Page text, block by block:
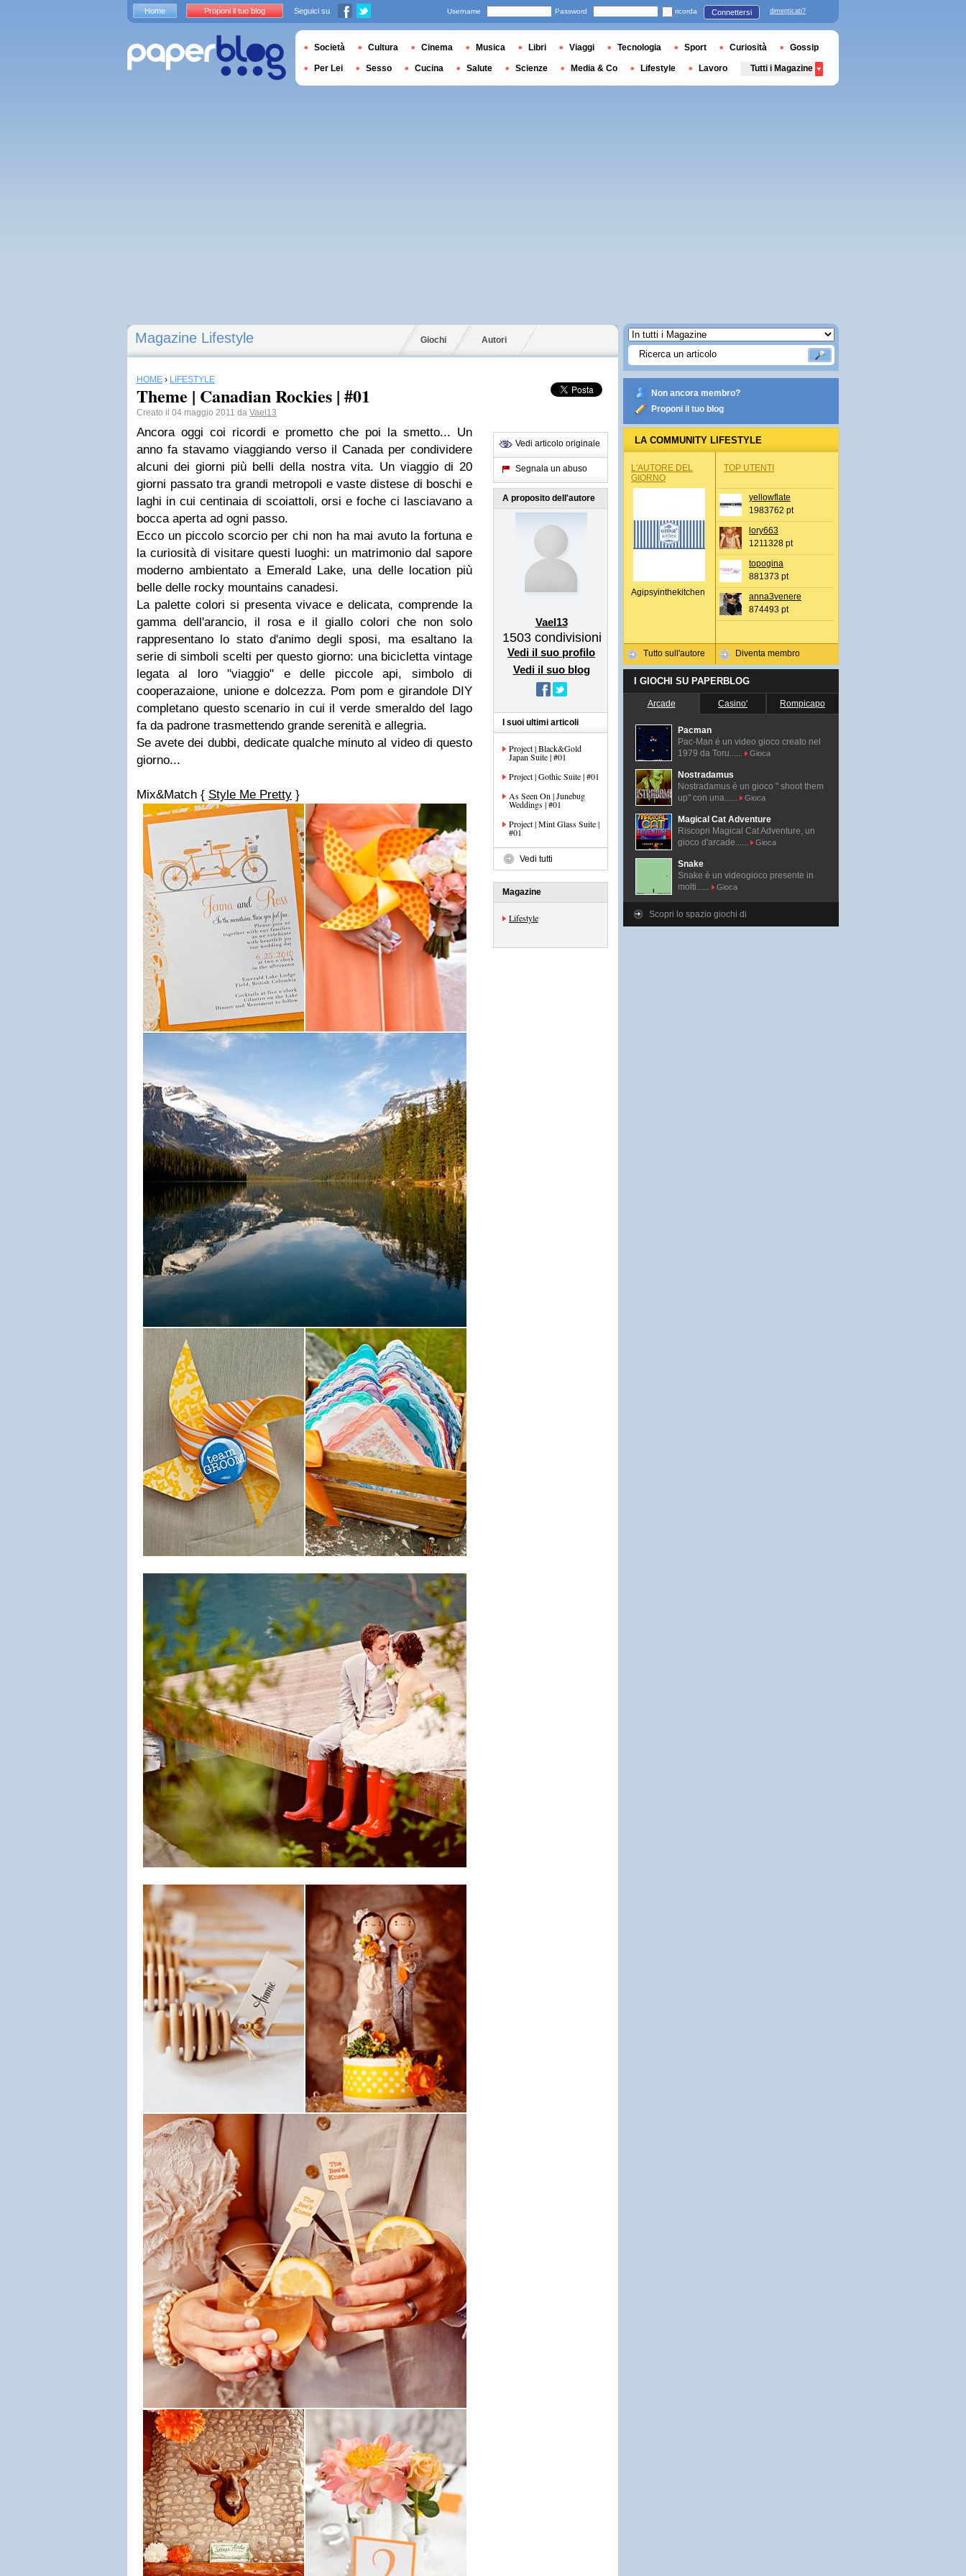
Magazine Lifestyle Giochi Autori
HOME › LIFESTYLE
Theme | Canadian Rockies | #01
Creato il 04 maggio 2011 da Vael13
Ancora oggi coi ricordi e prometto che poi la smetto... Un
anno fa stavamo viaggiando verso il Canada per condividere
alcuni dei giorni più belli della nostra vita. Un viaggio di 20
giorni passato tra grandi metropoli e vaste distese di boschi e
laghi in cui centinaia di scoiattoli, orsi e foche ci lasciavano a
bocca aperta ad ogni passo.
Ecco un piccolo scorcio per chi non ha mai avuto la fortuna e
la curiosità di visitare questi luoghi: un matrimonio dal sapore
moderno ambientato a Emerald Lake, una delle location più
belle delle rocky mountains canadesi.
La palette colori si presenta vivace e delicata, comprende la
gamma dell'arancio, il rosa e il giallo colori che non solo
rappresentano lo stato d'animo degli sposi, ma esaltano la
serie di simboli scelti per questo giorno: una bicicletta vintage
legata al loro "viaggio" e delle piccole api, simbolo di
cooperazaione, unione e dolcezza. Pom pom e girandole DIY
completano questo scenario in cui il verde smeraldo del lago
fa da padrone trasmettendo grande serenità e allegria.
Se avete dei dubbi, dedicate qualche minuto al video di questo
giorno...
Mix&Match { Style Me Pretty }
Vedi articolo originale
Segnala un abuso
A proposito dell'autore
Vael13
1503 condivisioni
Vedi il suo profilo
Vedi il suo blog
I suoi ultimi articoli
Project | Black&Gold
Japan Suite | #01
Project | Gothic Suite | #01
As Seen On | Junebug
Weddings | #01
Project | Mint Glass Suite |
#01
Vedi tutti
Magazine
Lifestyle
Non ancora membro?
Proponi il tuo blog
LA COMMUNITY LIFESTYLE
L'AUTORE DEL
GIORNO
Agipsyinthekitchen
Tutto sull'autore
TOP UTENTI
yellowflate
1983762 pt
lory663
1211328 pt
topogina
881373 pt
anna3venere
874493 pt
Diventa membro
I GIOCHI SU PAPERBLOG
Arcade Casino' Rompicapo
Pacman
Pac-Man é un video gioco creato nel
1979 da Toru......
Gioca
Nostradamus
Nostradamus è un gioco " shoot them
up" con una......
Gioca
Magical Cat Adventure
Riscopri Magical Cat Adventure, un
gioco d'arcade......
Gioca
Snake
Snake è un videogioco presente in
molti......
Gioca
Scopri lo spazio giochi di
Home Proponi il tuo blog Seguici su Username Password ricorda Connettersi dimenticati?
Società Cultura Cinema Musica Libri Viaggi Tecnologia Sport Curiosità Gossip
Per Lei Sesso Cucina Salute Scienze Media & Co Lifestyle Lavoro Tutti i Magazine